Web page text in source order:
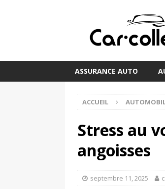
ASSURANCE AUTO
ACCUEIL
Stress au
angoisses
septembre 11, 2025